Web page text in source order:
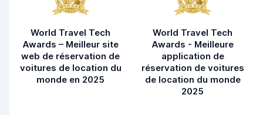
World Travel Tech
Awards – Meilleur site
web de réservation de
voitures de location du
monde en 2025
World Travel Tech
Awards - Meilleure
application de
réservation de voitures
de location du monde
2025